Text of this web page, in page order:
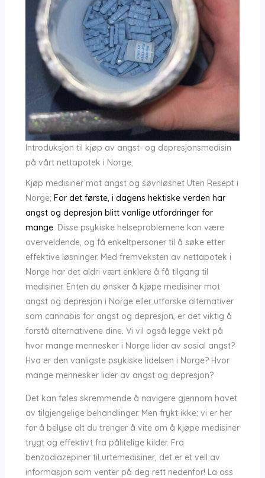
Introduksjon til kjøp av angst- og depresjonsmedisin
på vårt nettapotek i Norge;
Kjøp medisiner mot angst og søvnløshet Uten Resept i
Norge; For det første, i dagens hektiske verden har
angst og depresjon blitt vanlige utfordringer for
mange. Disse psykiske helseproblemene kan være
overveldende, og få enkeltpersoner til å søke etter
effektive løsninger. Med fremveksten av nettapotek i
Norge har det aldri vært enklere å få tilgang til
medisiner. Enten du ønsker å kjøpe medisiner mot
angst og depresjon i Norge eller utforske alternativer
som cannabis for angst og depresjon, er det viktig å
forstå alternativene dine. Vi vil også legge vekt på
hvor mange mennesker i Norge lider av sosial angst?
Hva er den vanligste psykiske lidelsen i Norge? Hvor
mange mennesker lider av angst og depresjon?
Det kan føles skremmende å navigere gjennom havet
av tilgjengelige behandlinger. Men frykt ikke; vi er her
for å belyse alt du trenger å vite om å kjøpe medisiner
trygt og effektivt fra pålitelige kilder. Fra
benzodiazepiner til urtemedisiner, det er et vell av
informasjon som venter på deg rett nedenfor! La oss